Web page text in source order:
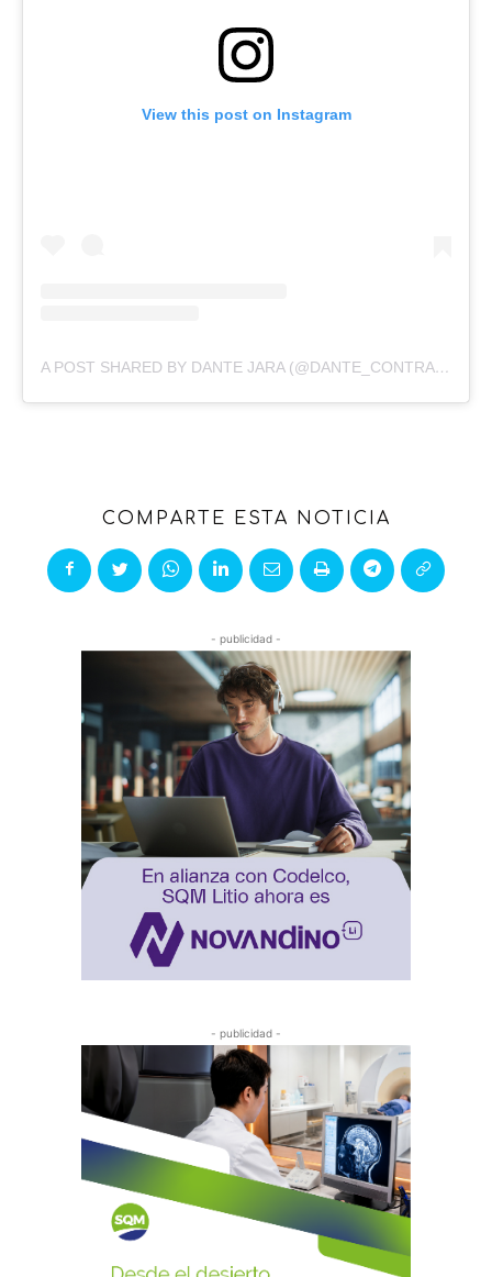
View this post on Instagram
A POST SHARED BY DANTE JARA (@DANTE_CONTRA_DUCHENNE)
COMPARTE ESTA NOTICIA
- publicidad -
- publicidad -